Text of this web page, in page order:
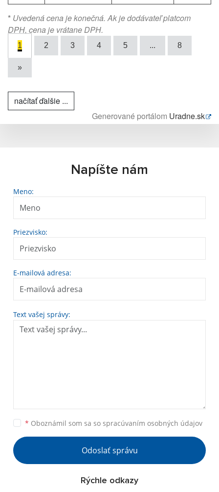
* Uvedená cena je konečná. Ak je dodávateľ platcom
DPH, cena je vrátane DPH.
1 2 3 4 5 ... 8
»
načítať ďalšie ...
Generované portálom Uradne.sk
Napíšte nám
Meno:
Priezvisko:
E-mailová adresa:
Text vašej správy:
* Oboznámil som sa so spracúvaním osobných údajov
Odoslať správu
Rýchle odkazy